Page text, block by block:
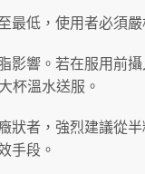
最低，使用者必須嚴
影響。若在服用前
杯溫水送服。
狀者，強烈建議從
手段。